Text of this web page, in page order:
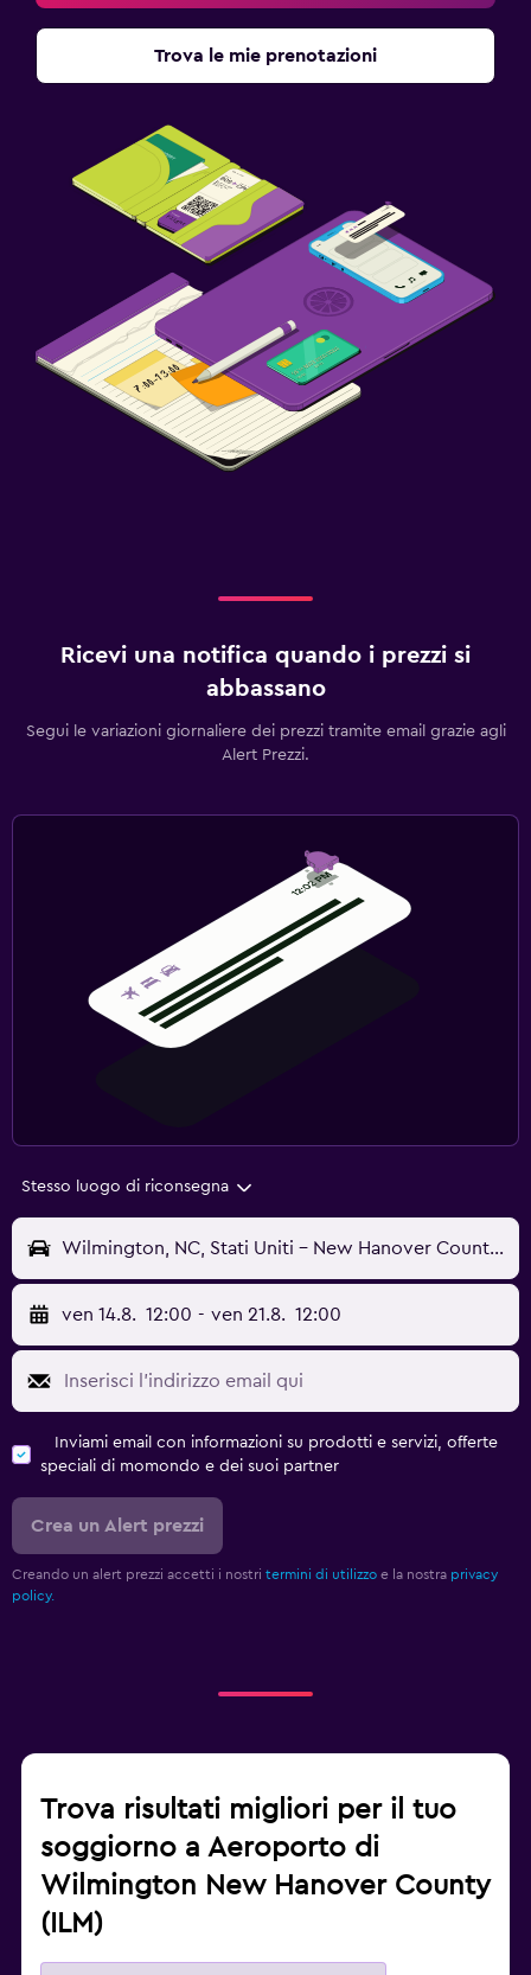
Trova le mie prenotazioni
Ricevi una notifica quando i prezzi si
abbassano
Segui le variazioni giornaliere dei prezzi tramite email grazie agli
Alert Prezzi.
Stesso luogo di riconsegna
Wilmington, NC, Stati Uniti - New Hanover County (ILM)
ven 14.8. 12:00 - ven 21.8. 12:00
Inviami email con informazioni su prodotti e servizi, offerte
speciali di momondo e dei suoi partner
Crea un Alert prezzi
Creando un alert prezzi accetti i nostri termini di utilizzo e la nostra privacy
policy.
Trova risultati migliori per il tuo
soggiorno a Aeroporto di
Wilmington New Hanover County
(ILM)